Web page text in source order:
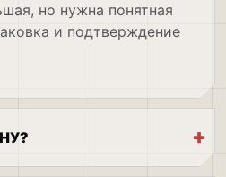
но нужна понятная
и подтверждение